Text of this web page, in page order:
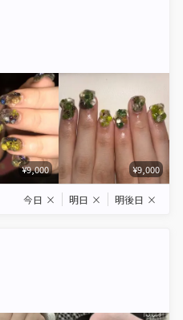
¥9,000 ¥9,000
今日 × 明日 × 明後日 ×